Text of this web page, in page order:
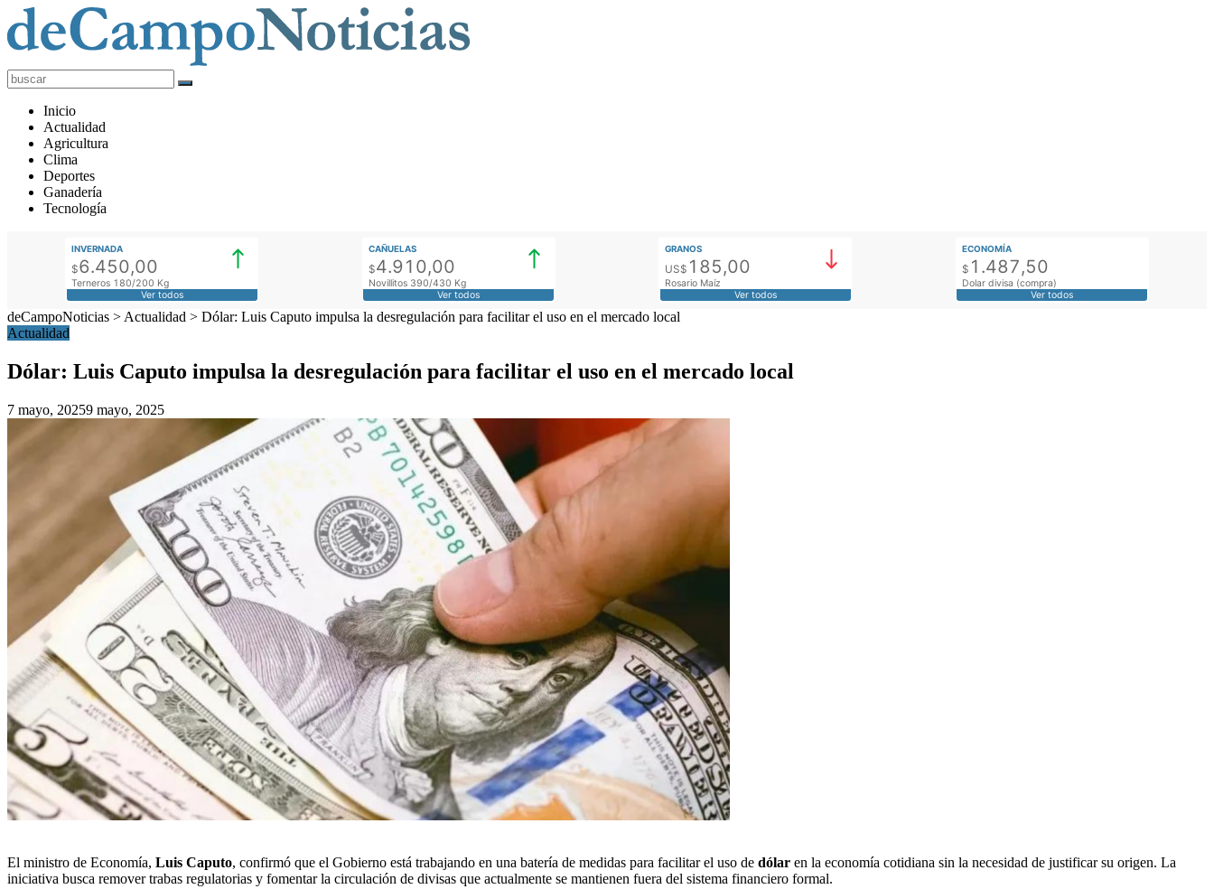
deCampoNoticias
Actualidad
Agropecuaria
Inicio
Actualidad
Agricultura
Clima
Deportes
Ganadería
Tecnología
INVERNADA
$6.450,00
Terneros 180/200 Kg
Ver todos
CAÑUELAS
$4.910,00
Novillitos 390/430 Kg
Ver todos
GRANOS
US$ 185,00
Rosario Maíz
Ver todos
ECONOMÍA
$ 1.487,50
Dolar divisa (compra)
Ver todos
deCampoNoticias > Actualidad > Dólar: Luis Caputo impulsa la desregulación para facilitar el uso en el mercado local
Actualidad
Dólar: Luis Caputo impulsa la desregulación para facilitar el uso en el mercado local
7 mayo, 20259 mayo, 2025
El ministro de Economía, Luis Caputo, confirmó que el Gobierno está trabajando en una batería de medidas para facilitar el uso de dólar en la economía cotidiana sin la necesidad de justificar su origen. La
iniciativa busca remover trabas regulatorias y fomentar la circulación de divisas que actualmente se mantienen fuera del sistema financiero formal.